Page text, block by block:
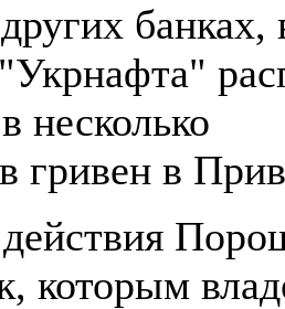
банках,
несколько
гривен в
которым